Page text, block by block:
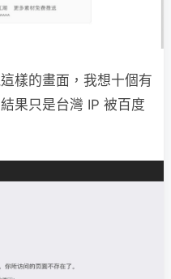
樣的畫面，我想十個有
果只是台灣 IP 被百度